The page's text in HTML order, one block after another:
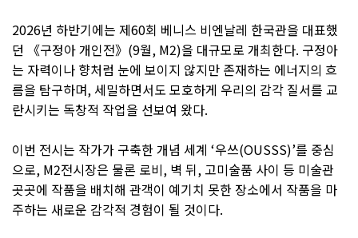
2026년 하반기에는 제60회 베니스 비엔날레 한국관을 대표했
던 《구정아 개인전》(9월, M2)을 대규모로 개최한다. 구정아
는 자력이나 향처럼 눈에 보이지 않지만 존재하는 에너지의 흐
름을 탐구하며, 세밀하면서도 모호하게 우리의 감각 질서를 교
란시키는 독창적 작업을 선보여 왔다.
이번 전시는 작가가 구축한 개념 세계 ‘우쓰(OUSSS)’를 중심
으로, M2전시장은 물론 로비, 벽 뒤, 고미술품 사이 등 미술관
곳곳에 작품을 배치해 관객이 예기치 못한 장소에서 작품을 마
주하는 새로운 감각적 경험이 될 것이다.